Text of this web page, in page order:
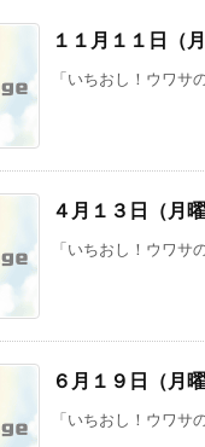
１１月１１日（
「いちおし！ウワ
４月１３日（月
「いちおし！ウワ
６月１９日（月
「いちおし！ウワ